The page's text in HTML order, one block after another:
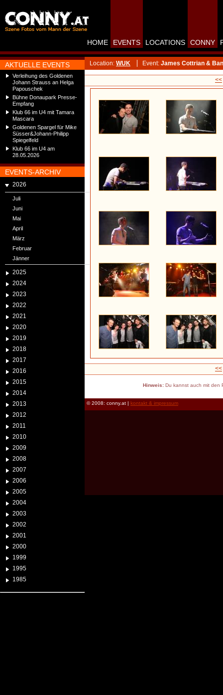
AKTUELLE EVENTS
Verleihung des Goldenen
Johann Strauss an Helga
Papouschek
Bühne Donaupark Presse-
Empfang
Klub 66 im U4 mit Tamara
Mascara
Goldenen Spargel für Mike
Süsser&Johann-Philipp
Spiegelfeld
Klub 66 im U4 am
28.05.2026
EVENTS-ARCHIV
2026
Juli
Juni
Mai
April
März
Februar
Jänner
2025
2024
2023
2022
2021
2020
2019
2018
2017
2016
2015
2014
2013
2012
2011
2010
2009
2008
2007
2006
2005
2004
2003
2002
2001
2000
1999
1995
1985
HOME EVENTS LOCATIONS CONNY
Location: WUK Event: James Cottrian &
<<
<<
Hinweis:Du kannst auch mit den
© 2008: conny.at | kontakt & impressum